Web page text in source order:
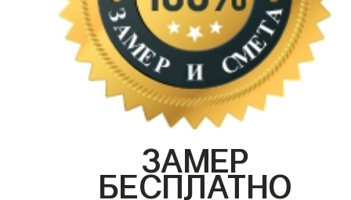
ЗАМЕР
БЕСПЛАТНО